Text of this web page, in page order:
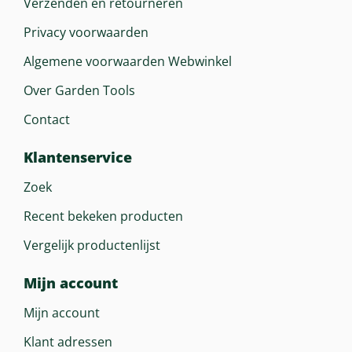
Privacy voorwaarden
Algemene voorwaarden Webwinkel
Over Garden Tools
Contact
Klantenservice
Zoek
Recent bekeken producten
Vergelijk productenlijst
Mijn account
Mijn account
Klant adressen